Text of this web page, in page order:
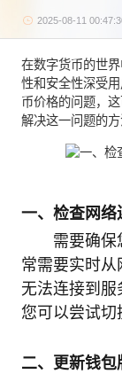
2025-08-11
在数字货币的世
性和安全性深受
币价格的问题，
解决这一问题的方
一、检查网络
需要确保
常需要实时
无法连接到服
您可以尝试切
二、更新钱包